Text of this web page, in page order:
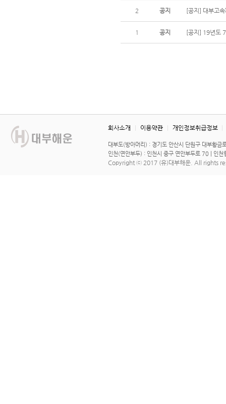
2 공지 [공지] 대부고
1 공지 [공지] 19년도
대부도(방아머리) : 경기도 안산시 단원구 대부
인천(연안부두) : 인천시 중구 연안부두로 70 |
Copyright ⓒ 2017 (유)대부해운 . All rights